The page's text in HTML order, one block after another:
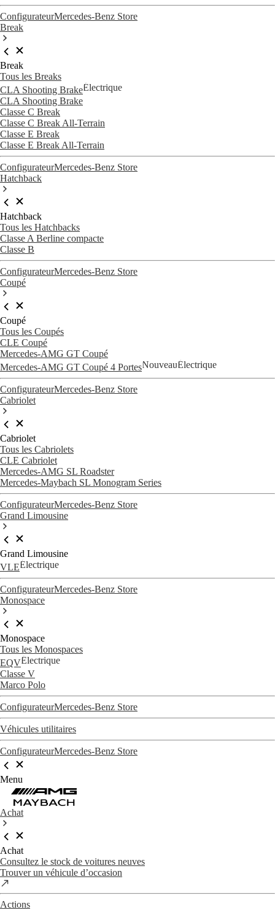
ConfigurateurMercedes-Benz Store
Break
Break
Tous les Breaks
CLA Shooting BrakeÉlectrique
CLA Shooting Brake
Classe C Break
Classe C Break All-Terrain
Classe E Break
Classe E Break All-Terrain
ConfigurateurMercedes-Benz Store
Hatchback
Hatchback
Tous les Hatchbacks
Classe A Berline compacte
Classe B
ConfigurateurMercedes-Benz Store
Coupé
Coupé
Tous les Coupés
CLE Coupé
Mercedes-AMG GT Coupé
Mercedes-AMG GT Coupé 4 PortesNouveauÉlectrique
ConfigurateurMercedes-Benz Store
Cabriolet
Cabriolet
Tous les Cabriolets
CLE Cabriolet
Mercedes-AMG SL Roadster
Mercedes-Maybach SL Monogram Series
ConfigurateurMercedes-Benz Store
Grand Limousine
Grand Limousine
VLEÉlectrique
ConfigurateurMercedes-Benz Store
Monospace
Monospace
Tous les Monospaces
EQVÉlectrique
Classe V
Marco Polo
ConfigurateurMercedes-Benz Store
Véhicules utilitaires
ConfigurateurMercedes-Benz Store
Menu
Achat
Achat
Consultez le stock de voitures neuves
Trouver un véhicule d’occasion
Actions